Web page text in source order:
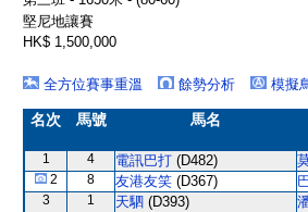
堅尼地讓賽
HK$ 1,500,000
全方位賽事重溫
餘勢分析 模擬
名次 馬號 馬名
1 4 電訊巴打 (D482)
2 8 友港友笑 (D367)
3 1 天駟 (D393)